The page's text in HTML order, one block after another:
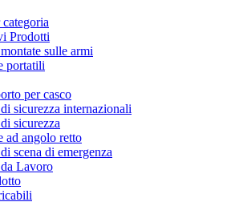
Prodotti
sulle armi
portatili
per casco
sicurezza internazionali
sicurezza
ad angolo retto
scena di emergenza
Lavoro